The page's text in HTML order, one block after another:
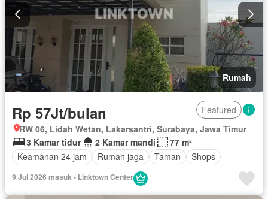
Rumah
Rp 57Jt/bulan
Featured
RW 06, Lidah Wetan, Lakarsantri, Surabaya, Jawa Timur
3 Kamar tidur
2 Kamar mandi
77 m²
Keamanan 24 jam
Rumah jaga Taman Shops
9 Jul 2026 masuk - Linktown Center